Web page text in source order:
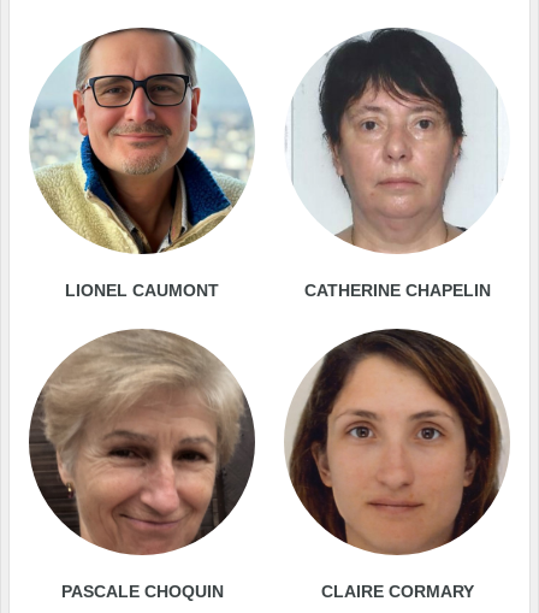
LIONEL CAUMONT CATHERINE CHAPELIN
PASCALE CHOQUIN CLAIRE CORMARY